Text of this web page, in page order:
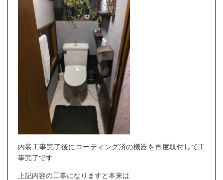
内装工事完了後にコーティング済の機器を再度取付して工
事完了です
上記内容の工事になりますと本来は